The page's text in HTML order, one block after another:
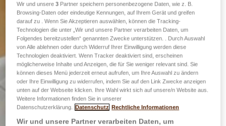
Wir und unsere3 Partner speichern personenbezogene Daten, wie z. B.
Browsing-Daten oder eindeutige Kennungen, auf Ihrem Gerät und greifen
darauf zu . Wenn Sie Akzeptieren auswählen, können die Tracking-
Technologien die unter „Wir und unsere Partner verarbeiten Daten, um
Folgendes bereitzustellen“ genannten Zwecke unterstützen. . Durch Auswahl
von Alle ablehnen oder durch Widerruf Ihrer Einwilligung werden diese
Technologien deaktiviert. Wenn Tracker deaktiviert sind, erscheinen
möglicherweise Inhalte und Anzeigen, die für Sie weniger relevant sind. Sie
können dieses Menü jederzeit erneut aufrufen, um Ihre Auswahl zu ändern
oder Ihre Einwilligung zu widerrufen, indem Sie auf den Link Zwecke anzeigen
unten auf der Webseite klicken. Ihre Wahl wirkt sich auf unsere/n Website aus.
Weitere Informationen finden Sie in unserer
Datenschutzerklärung. Datenschutz Rechtliche Informationen
Wir und unsere Partner verarbeiten Daten, um